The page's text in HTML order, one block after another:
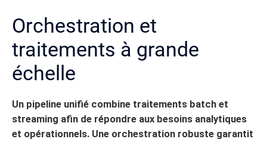
Orchestration et
traitements à grande
échelle
Un pipeline unifié combine traitements batch et
streaming afin de répondre aux besoins analytiques
et opérationnels. Une orchestration robuste garantit